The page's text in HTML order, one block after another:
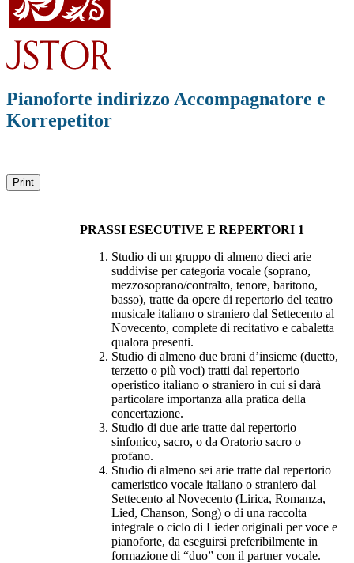
Pianoforte indirizzo Accompagnatore e
Korrepetitor
Print
PRASSI ESECUTIVE E REPERTORI 1
Studio di un gruppo di almeno dieci arie
suddivise per categoria vocale (soprano,
mezzosoprano/contralto, tenore, baritono,
basso), tratte da opere di repertorio del teatro
musicale italiano o straniero dal Settecento al
Novecento, complete di recitativo e cabaletta
qualora presenti.
Studio di almeno due brani d’insieme (duetto,
terzetto o più voci) tratti dal repertorio
operistico italiano o straniero in cui si darà
particolare importanza alla pratica della
concertazione.
Studio di due arie tratte dal repertorio
sinfonico, sacro, o da Oratorio sacro o
profano.
Studio di almeno sei arie tratte dal repertorio
cameristico vocale italiano o straniero dal
Settecento al Novecento (Lirica, Romanza,
Lied, Chanson, Song) o di una raccolta
integrale o ciclo di Lieder originali per voce e
pianoforte, da eseguirsi preferibilmente in
formazione di “duo” con il partner vocale.